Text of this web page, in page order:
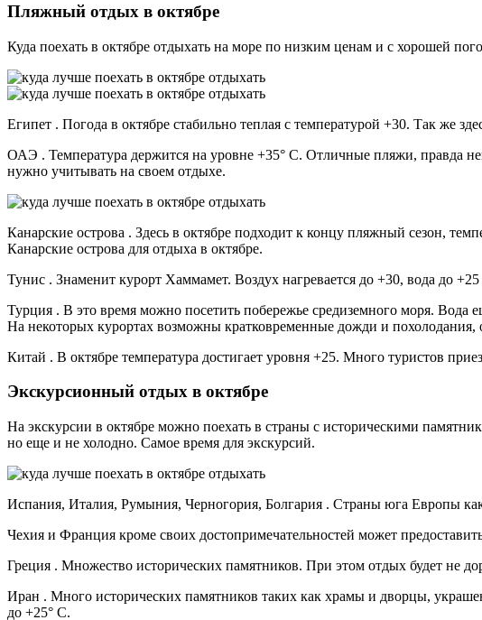
Пляжный отдых в октябре
Куда поехать в октябре отдыхать на море по низким ценам и с хорошей
Египет . Погода в октябре стабильно теплая с температурой +30. Так же
ОАЭ . Температура держится на уровне +35° С. Отличные пляжи, правда
нужно учитывать на своем отдыхе.
Канарские острова . Здесь в октябре подходит к концу пляжный сезон,
Канарские острова для отдыха в октябре.
Тунис . Знаменит курорт Хаммамет. Воздух нагревается до +30, вода до
Турция . В это время можно посетить побережье средиземного моря. Вода
На некоторых курортах возможны кратковременные дожди и похолодания,
Китай . В октябре температура достигает уровня +25. Много туристов
Экскурсионный отдых в октябре
На экскурсии в октябре можно поехать в страны с историческими
но еще и не холодно. Самое время для экскурсий.
Испания, Италия, Румыния, Черногория, Болгария . Страны юга Европы как
Чехия и Франция кроме своих достопримечательностей может
Греция . Множество исторических памятников. При этом отдых будет не
Иран . Много исторических памятников таких как храмы и дворцы,
до +25° С.